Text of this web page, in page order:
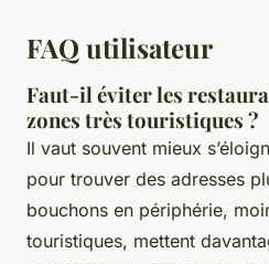
FAQ utilisateur
Faut-il éviter les
zones très touristiques ?
Il vaut souvent mieux
pour trouver des adresses
bouchons en périphérie,
touristiques, mettent